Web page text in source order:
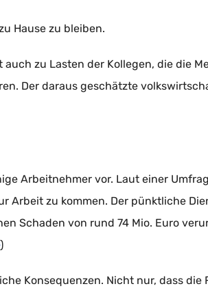
Hause zu bleiben.
zu Lasten der Kollegen, die die
Der daraus geschätzte
Arbeitnehmer vor. Laut einer
Arbeit zu kommen. Der pünktliche
Schaden von rund 74 Mio. Euro
)
Konsequenzen. Nicht nur, dass